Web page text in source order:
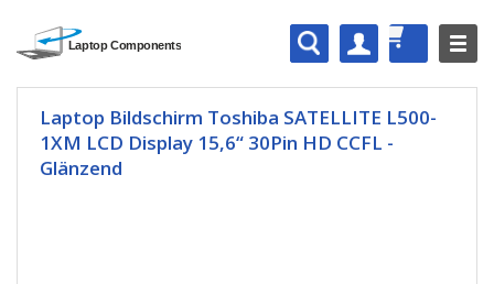
Laptop Bildschirm Toshiba SATELLITE L500-
1XM LCD Display 15,6“ 30Pin HD CCFL -
Glänzend